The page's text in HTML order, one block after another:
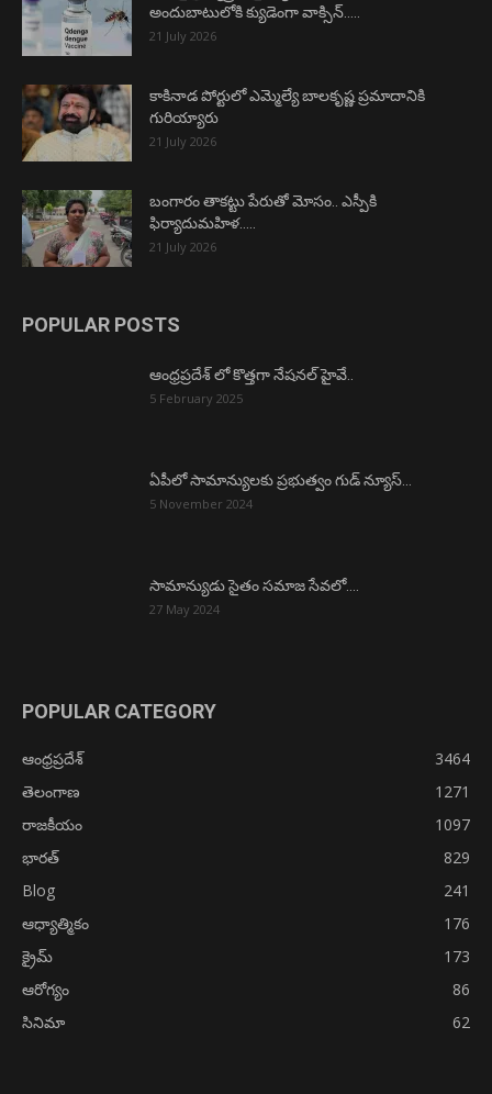
అందుబాటులోకి క్యుడెంగా వాక్సిన్…..
21 July 2026
కాకినాడ పోర్టులో ఎమ్మెల్యే బాలకృష్ణ ప్రమాదానికి
గురియ్యారు
21 July 2026
బంగారం తాకట్టు పేరుతో మోసం.. ఎస్పీకి
ఫిర్యాదుమహిళ…..
21 July 2026
POPULAR POSTS
ఆంధ్రప్రదేశ్ లో కొత్తగా నేషనల్ హైవే..
5 February 2025
ఏపీలో సామాన్యులకు ప్రభుత్వం గుడ్ న్యూస్…
5 November 2024
సామాన్యుడు సైతం సమాజ సేవలో….
27 May 2024
POPULAR CATEGORY
ఆంధ్రప్రదేశ్
3464
తెలంగాణ
1271
రాజకీయం
1097
భారత్
829
Blog
241
ఆధ్యాత్మికం
176
క్రైమ్
173
ఆరోగ్యం
86
సినిమా
62